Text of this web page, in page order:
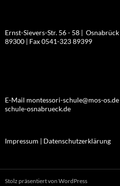
Ernst-Sievers-Str. 56 - 58 |
89300 | Fax 0541-323 89399
E-Mail montessori-schule@mos-
schule-osnabrueck.de
Impressum | Datenschutzerklärung
Stolz präsentiert von WordPress